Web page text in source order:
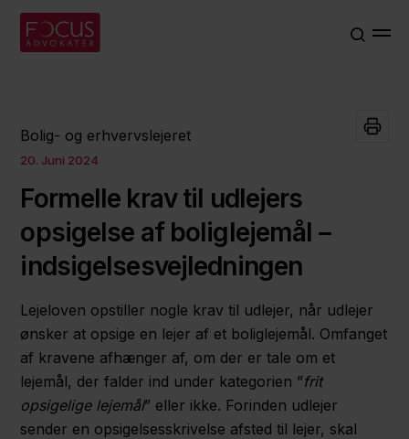
Bolig- og erhvervslejeret
20. Juni 2024
Formelle krav til udlejers
opsigelse af boliglejemål –
indsigelsesvejledningen
Lejeloven opstiller nogle krav til udlejer, når udlejer
ønsker at opsige en lejer af et boliglejemål. Omfanget
af kravene afhænger af, om der er tale om et
lejemål, der falder ind under kategorien ”frit
opsigelige lejemål” eller ikke. Forinden udlejer
sender en opsigelsesskrivelse afsted til lejer, skal